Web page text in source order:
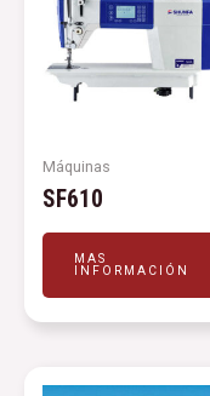
Máquinas
SF610
MAS
INFORMACIÓN